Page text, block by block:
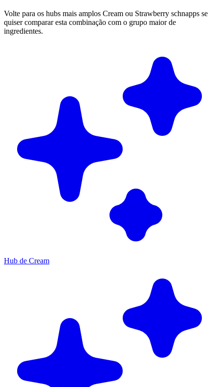
Volte para os hubs mais amplos Cream ou Strawberry schnapps se
quiser comparar esta combinação com o grupo maior de
ingredientes.
Hub de Cream